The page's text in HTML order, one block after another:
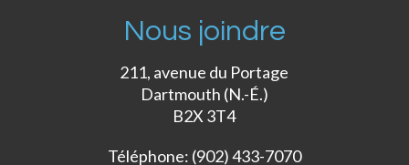
Nous joindre
211, avenue du Portage
Dartmouth (N.-É.)
B2X 3T4
Téléphone: (902) 433-7070